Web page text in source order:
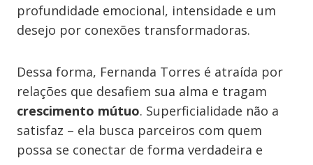
profundidade emocional, intensidade e um
desejo por conexões transformadoras.
Dessa forma, Fernanda Torres é atraída por
relações que desafiem sua alma e tragam
crescimento mútuo. Superficialidade não a
satisfaz – ela busca parceiros com quem
possa se conectar de forma verdadeira e